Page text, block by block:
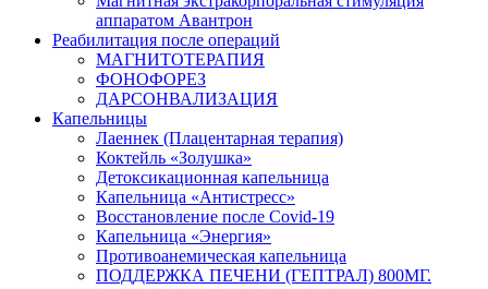
аппаратом Авантрон
Реабилитация после операций
МАГНИТОТЕРАПИЯ
ФОНОФОРЕЗ
ДАРСОНВАЛИЗАЦИЯ
Капельницы
Лаеннек (Плацентарная терапия)
Коктейль «Золушка»
Детоксикационная капельница
Капельница «Антистресс»
Восстановление после Covid-19
Капельница «Энергия»
Противоанемическая капельница
ПОДДЕРЖКА ПЕЧЕНИ (ГЕПТРАЛ) 800МГ.